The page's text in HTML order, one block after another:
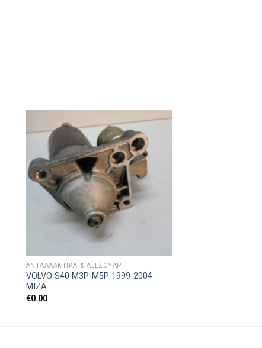
ΑΝΤΑΛΛΑΚΤΙΚΑ & ΑΞΕΣΟΥΆΡ
VOLVO S40 M3P-M5P 1999-2004
ΜΙΖΑ
€0.00